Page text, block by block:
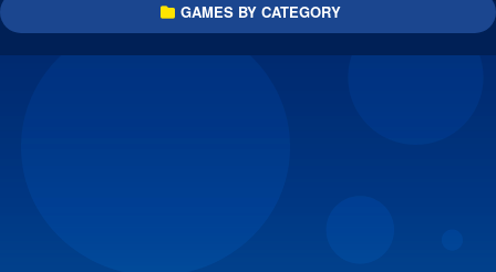
GAMES BY CATEGORY